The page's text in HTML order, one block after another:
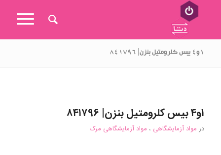
۱و۴ بیس کلرومتیل بنزن| ۸۴۱۷۹۶
۱و۴ بیس کلرومتیل بنزن| ۸۴۱۷۹۶
در مواد آزمایشگاهی ، مواد آزمایشگاهی مرک